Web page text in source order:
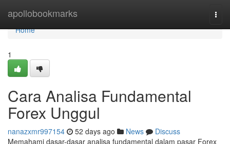
apollobookmarks
Home
Home
1
Cara Analisa Fundamental
Forex Unggul
nanazxmr997154 52 days ago News
Discuss
Memahami dasar-dasar analisa fundamental dalam pasar Forex